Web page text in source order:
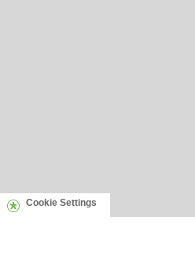
Cookie Settings